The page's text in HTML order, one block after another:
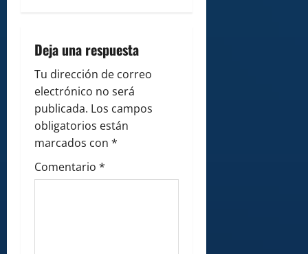
v
i
g
a
t
i
Deja una respuesta
Tu dirección de correo
electrónico no será
publicada. Los campos
obligatorios están
marcados con *
Comentario *